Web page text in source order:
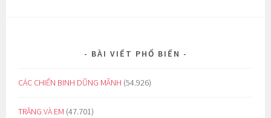
BÀI VIẾT PHỔ BIẾN
CÁC CHIẾN BINH DŨNG MÃNH (54.926)
TRĂNG VÀ EM (47.701)